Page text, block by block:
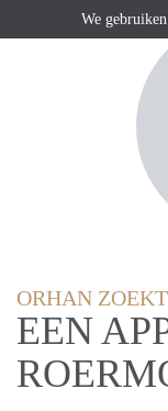
ORHAN
EEN
We gebruiken